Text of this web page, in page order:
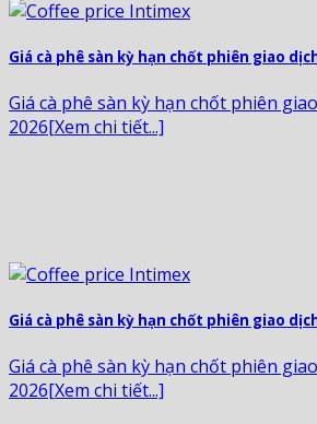
Giá cà phê sàn kỳ hạn chốt phiên giao
Giá cà phê sàn kỳ hạn chốt phiên
2026[Xem chi tiết...]
Giá cà phê sàn kỳ hạn chốt phiên giao
Giá cà phê sàn kỳ hạn chốt phiên
2026[Xem chi tiết...]